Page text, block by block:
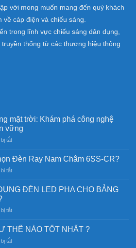
với mong muốn mang đến quý khách
cáp điện và chiếu sáng.
trong lĩnh vực chiếu sáng dân dụng,
thống từ các thương hiệu thông
mặt trời: Khám phá công nghệ
vững
tắtở
năng
mặt
Khám
nghệ
sáng
Đèn Ray Nam Châm 6SS-CR?
tắtở
sao
Đèn
Nam
6SS-
ĐÈN LED PHA CHO BẢNG
tắtở
NÊN
DỤNG
THẾ NÀO TỐT NHẤT ?
tắtở